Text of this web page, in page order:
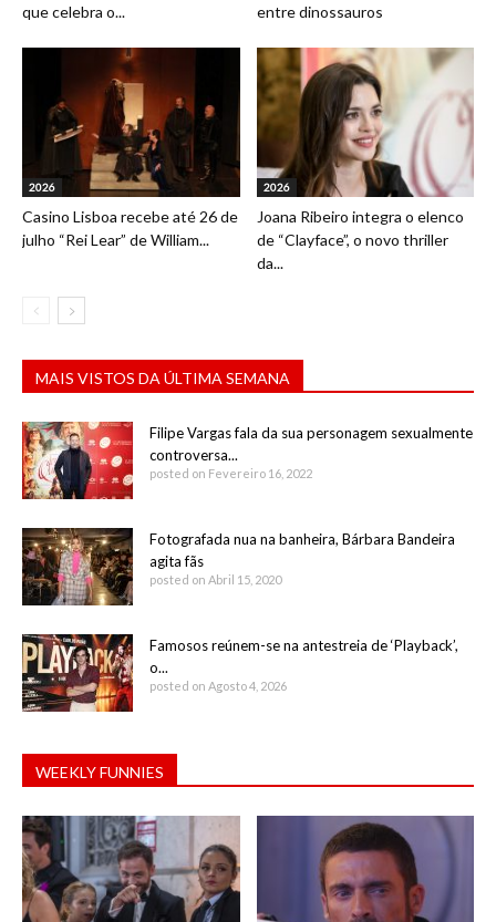
que celebra o...
entre dinossauros
2026
Casino Lisboa recebe até 26 de
julho “Rei Lear” de William...
2026
Joana Ribeiro integra o elenco
de “Clayface”, o novo thriller
da...
MAIS VISTOS DA ÚLTIMA SEMANA
Filipe Vargas fala da sua personagem sexualmente
controversa...
posted on Fevereiro 16, 2022
Fotografada nua na banheira, Bárbara Bandeira
agita fãs
posted on Abril 15, 2020
Famosos reúnem-se na antestreia de ‘Playback’,
o...
posted on Agosto 4, 2026
WEEKLY FUNNIES